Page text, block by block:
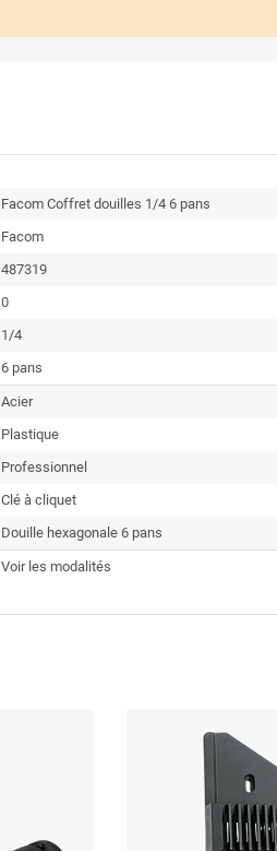
Facom Coffret douilles 1/4 6 pans
Facom
487319
0
1/4
6 pans
Acier
Plastique
Professionnel
Clé à cliquet
Douille hexagonale 6 pans
Voir les modalités